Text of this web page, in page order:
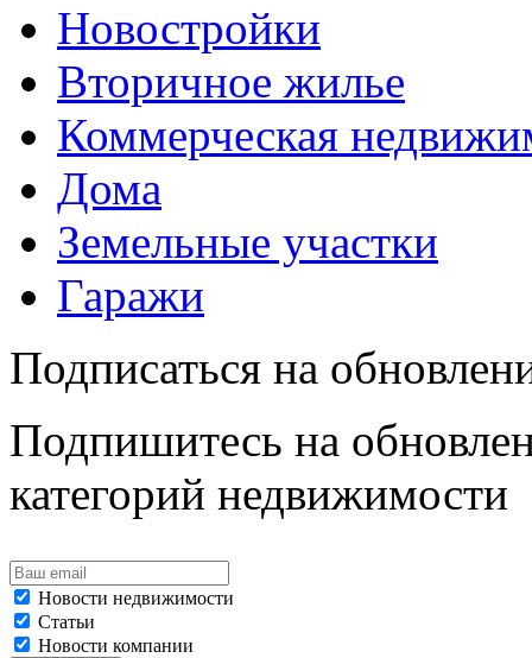
Новостройки
Вторичное жилье
Коммерческая
Дома
Земельные участки
Гаражи
Подписаться на
Подпишитесь на
категорий недвижимости
Новости недвижимости
Статьи
Новости компании